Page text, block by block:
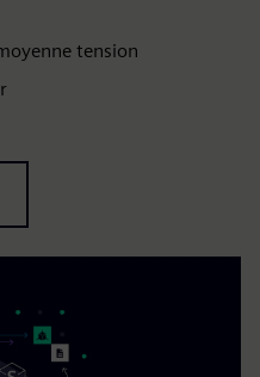
tension